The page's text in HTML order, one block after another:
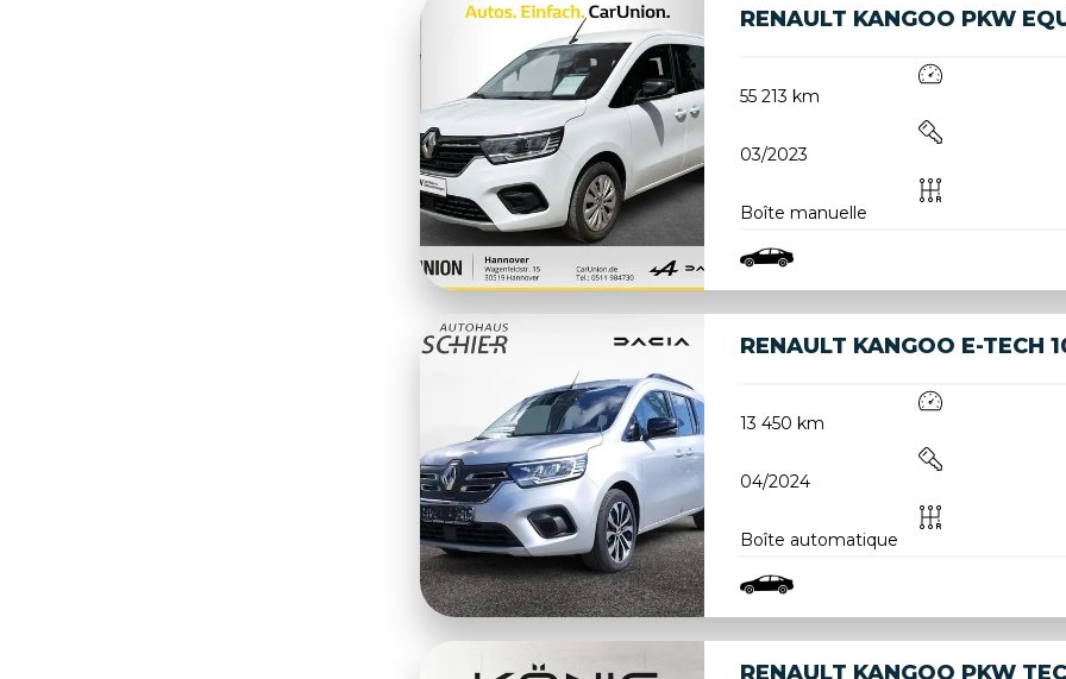
RENAULT KANGOO PKW
55 213 km
03/2023
Boîte manuelle
RENAULT KANGOO E-TECH
13 450 km
04/2024
Boîte automatique
RENAULT KANGOO PKW